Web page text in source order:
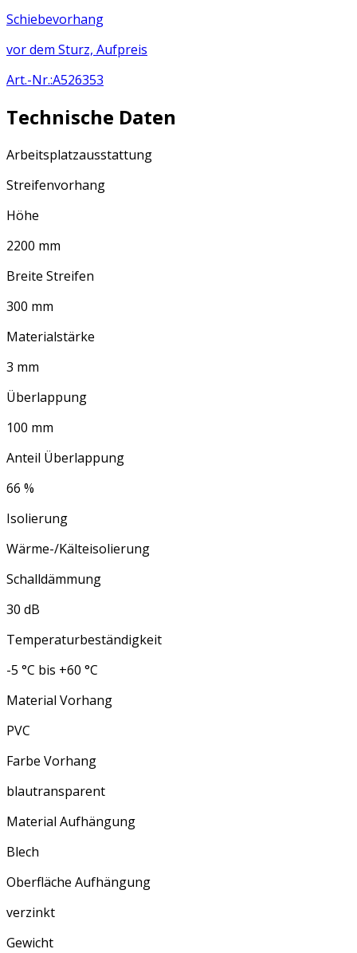
Schiebevorhang
vor dem Sturz, Aufpreis
Art.-Nr.:A526353
Technische Daten
Arbeitsplatzausstattung
Streifenvorhang
Höhe
2200 mm
Breite Streifen
300 mm
Materialstärke
3 mm
Überlappung
100 mm
Anteil Überlappung
66 %
Isolierung
Wärme-/Kälteisolierung
Schalldämmung
30 dB
Temperaturbeständigkeit
-5 °C bis +60 °C
Material Vorhang
PVC
Farbe Vorhang
blautransparent
Material Aufhängung
Blech
Oberfläche Aufhängung
verzinkt
Gewicht